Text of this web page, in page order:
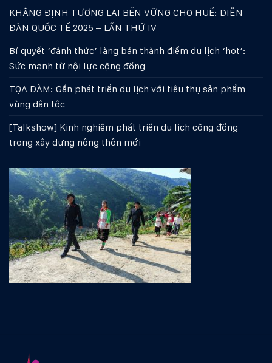
KHẲNG ĐỊNH TƯƠNG LAI BỀN VỮNG CHO HUẾ: DIỄN
ĐÀN QUỐC TẾ 2025 – LẦN THỨ IV
Bí quyết ‘đánh thức’ làng bản thành điểm du lịch ‘hot’:
Sức mạnh từ nội lực cộng đồng
TỌA ĐÀM: Gắn phát triển du lịch với tiêu thụ sản phẩm
vùng dân tộc
[Talkshow] Kinh nghiệm phát triển du lịch cộng đồng
trong xây dựng nông thôn mới